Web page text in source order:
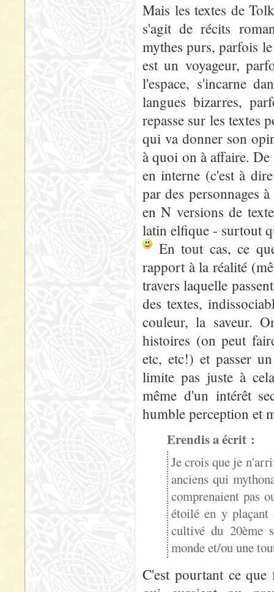
Mais les textes de
s'agit de récits
mythes purs, parfois
est un voyageur,
l'espace, s'incarne
langues bizarres,
repasse sur les textes
qui va donner son
à quoi on à affaire.
en interne (c'est à
par des personnages
en N versions de
latin elfique - surtout
En tout cas, ce
rapport à la réalité
travers laquelle
des textes,
couleur, la saveur.
histoires (on peut
etc, etc!) et passer
limite pas juste à
même d'un intérêt
humble perception et
Erendis a écrit :
Je crois que je
anciens qui
comprenaient pas
étoilé en y plaçant
cultivé du 20ème
monde et/ou une
C'est pourtant ce